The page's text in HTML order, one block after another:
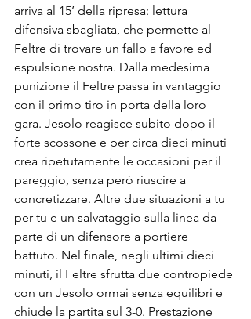
arriva al 15’ della ripresa: lettura
difensiva sbagliata, che permette al
Feltre di trovare un fallo a favore ed
espulsione nostra. Dalla medesima
punizione il Feltre passa in vantaggio
con il primo tiro in porta della loro
gara. Jesolo reagisce subito dopo il
forte scossone e per circa dieci minuti
crea ripetutamente le occasioni per il
pareggio, senza però riuscire a
concretizzare. Altre due situazioni a tu
per tu e un salvataggio sulla linea da
parte di un difensore a portiere
battuto. Nel finale, negli ultimi dieci
minuti, il Feltre sfrutta due contropiede
con un Jesolo ormai senza equilibri e
chiude la partita sul 3-0. Prestazione